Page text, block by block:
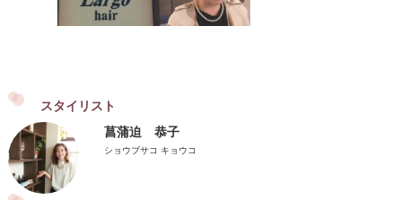
スタイリスト
菖蒲迫 恭子
ショウブサコ キョウコ